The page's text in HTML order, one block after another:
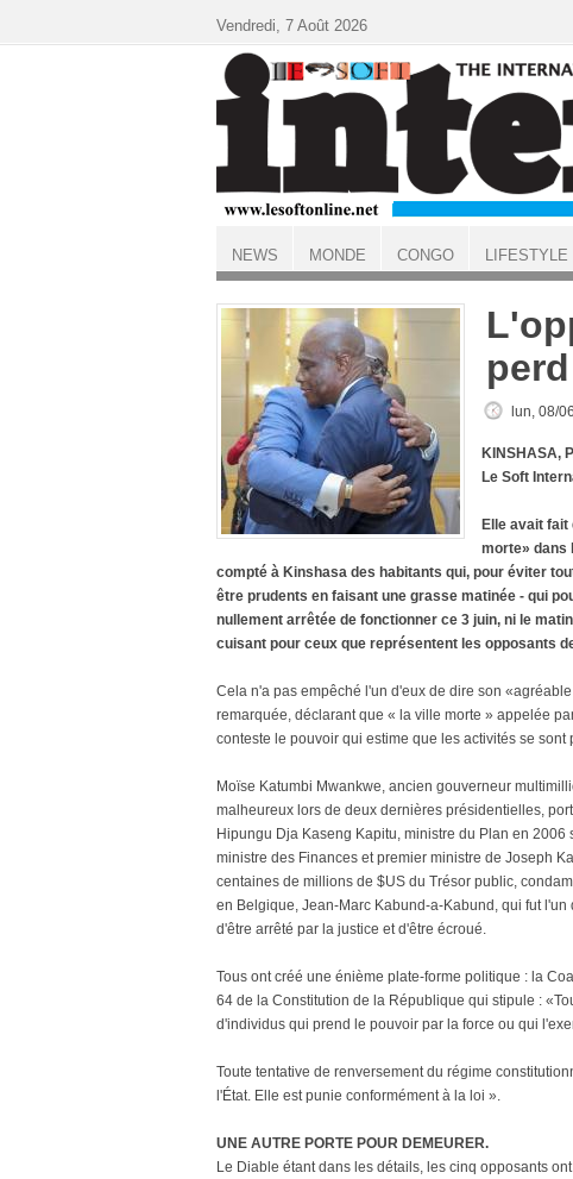
ACCUEIL
lun, 08/
KINSHASA,
Le Soft
Elle avait
morte» dans
compté à Kinshasa des habitants qui, pour éviter
être prudents en faisant une grasse matinée - qui
nullement arrêtée de fonctionner ce 3 juin, ni le
cuisant pour ceux que représentent les opposants
Cela n'a pas empêché l'un d'eux de dire son
remarquée, déclarant que « la ville morte » appelée
conteste le pouvoir qui estime que les activités se
Moïse Katumbi Mwankwe, ancien gouverneur
malheureux lors de deux dernières présidentielles,
Hipungu Dja Kaseng Kapitu, ministre du Plan en
ministre des Finances et premier ministre de Joseph
centaines de millions de $US du Trésor public,
en Belgique, Jean-Marc Kabund-a-Kabund, qui fut
d'être arrêté par la justice et d'être écroué.
Tous ont créé une énième plate-forme politique : la
64 de la Constitution de la République qui stipule :
d'individus qui prend le pouvoir par la force ou qui
Toute tentative de renversement du régime
l'État. Elle est punie conformément à la loi ».
UNE AUTRE PORTE POUR DEMEURER.
Le Diable étant dans les détails, les cinq opposants
Vendredi, 7 Août 2026
NEWS MONDE CONGO LIFESTYLE